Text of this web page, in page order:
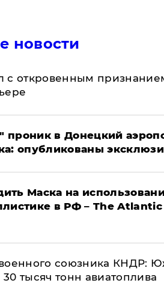
новости
с откровенным
в Донецкий
опубликованы
Маска на
в РФ – The
союзника КНДР:
тысяч тонн авиатоплива